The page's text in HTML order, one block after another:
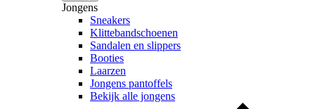
Jongens
Sneakers
Klittebandschoenen
Sandalen en slippers
Booties
Laarzen
Jongens pantoffels
Bekijk alle jongens